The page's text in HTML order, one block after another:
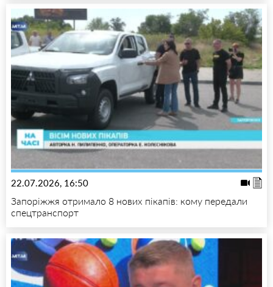
22.07.2026, 16:50
Запоріжжя отримало 8 нових пікапів: кому передали
спецтранспорт